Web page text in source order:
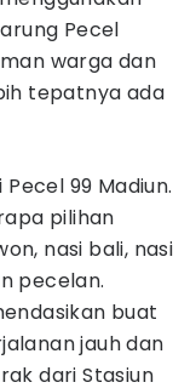
Pecel
warga dan
tepatnya ada
99 Madiun.
pilihan
nasi bali, nasi
pecelan.
buat
jauh dan
dari Stasiun